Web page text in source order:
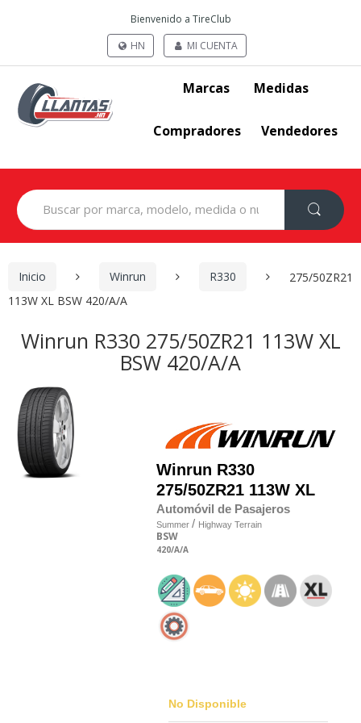
Bienvenido a TireClub
HN
MI CUENTA
Marcas Medidas
Compradores Vendedores
Search
for:
Inicio Winrun R330
275/50ZR21
113W XL BSW 420/A/A
Winrun R330 275/50ZR21 113W XL
BSW 420/A/A
Winrun R330
275/50ZR21 113W XL
Automóvil de Pasajeros
Summer / Highway Terrain
BSW
420/A/A
No Disponible